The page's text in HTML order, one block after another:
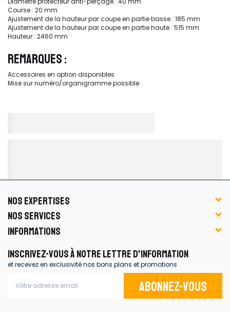
Course : 20 mm
Ajustement de la hauteur par coupe en partie basse : 185 mm
Ajustement de la hauteur par coupe en partie haute : 515 mm
Hauteur : 2460 mm
REMARQUES :
Accessoires en option disponibles
Mise sur numéro/organigramme possible
NOS EXPERTISES
NOS SERVICES
INFORMATIONS
INSCRIVEZ-VOUS À NOTRE LETTRE D'INFORMATION
et recevez en exclusivité nos bons plans et promotions
Abonnez-vous